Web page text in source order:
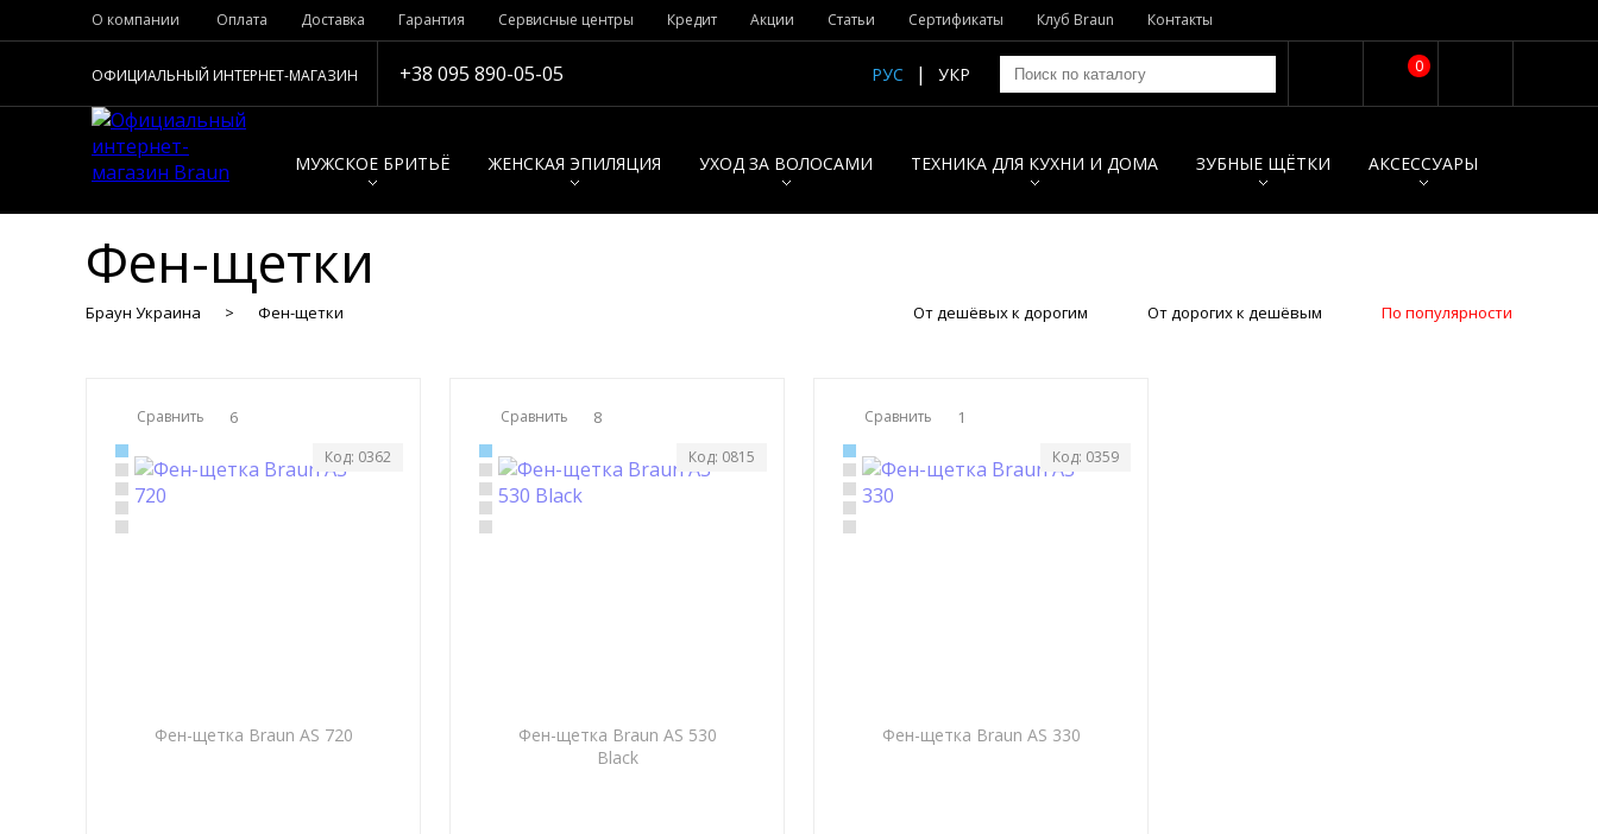
О компании Оплата Доставка Гарантия Сервисные центры Кредит Акции Статьи Сертификаты Клуб Braun Контакты
ОФИЦИАЛЬНЫЙ ИНТЕРНЕТ-МАГАЗИН +38 095 890-05-05 0
РУС УКР
МУЖСКОЕ БРИТЬЁ ЖЕНСКАЯ ЭПИЛЯЦИЯ УХОД ЗА ВОЛОСАМИ ТЕХНИКА ДЛЯ КУХНИ И ДОМА ЗУБНЫЕ ЩЁТКИ АКСЕССУАРЫ
Фен-щетки
Браун Украина Фен-щетки От дешёвых к дорогим От дорогих к дешёвым По популярности
6
Сравнить
Фен-щетка Braun AS 720
Код: 0362
8
Сравнить
Фен-щетка Braun AS 530
Black
Код: 0815
1
Сравнить
Фен-щетка Braun AS 330
Код: 0359